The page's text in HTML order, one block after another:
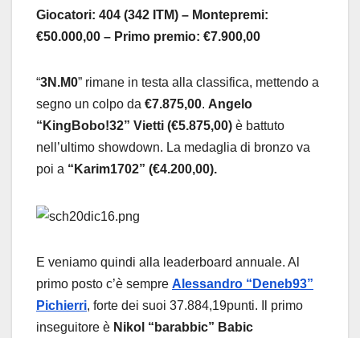
Giocatori: 404 (342 ITM) – Montepremi:
€50.000,00 – Primo premio: €7.900,00
“3N.M0” rimane in testa alla classifica, mettendo a
segno un colpo da €7.875,00. Angelo
“KingBobo!32” Vietti (€5.875,00) è battuto
nell’ultimo showdown. La medaglia di bronzo va
poi a “Karim1702” (€4.200,00).
E veniamo quindi alla leaderboard annuale. Al
primo posto c’è sempre Alessandro “Deneb93”
Pichierri, forte dei suoi 37.884,19punti. Il primo
inseguitore è Nikol “barabbic” Babic